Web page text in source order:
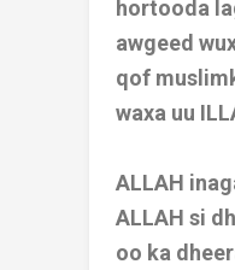
hortooda
awgeed
qof
waxa uu
ALLAH
ALLAH si
oo ka